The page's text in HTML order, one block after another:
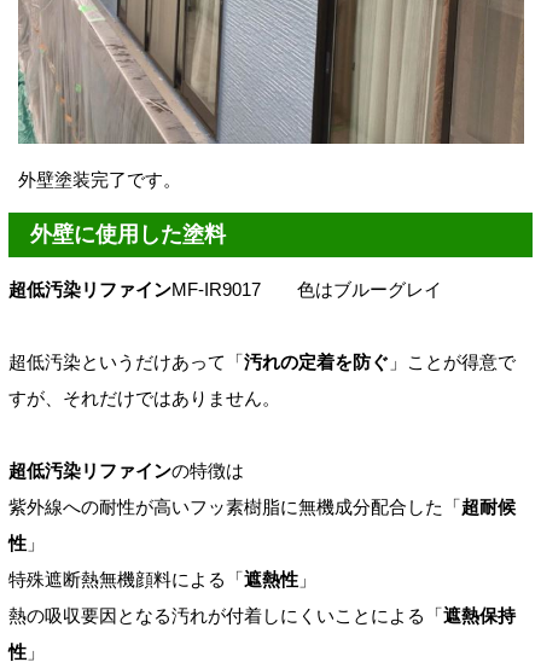
外壁塗装完了です。
外壁に使用した塗料
超低汚染リファインMF-IR9017 色はブルーグレイ
超低汚染というだけあって「汚れの定着を防ぐ 」ことが得意で
すが、それだけではありません。
超低汚染リファインの特徴は
紫外線への耐性が高いフッ素樹脂に無機成分配合した「超耐候
性 」
特殊遮断熱無機顔料による「遮熱性 」
熱の吸収要因となる汚れが付着しにくいことによる「遮熱保持
性 」